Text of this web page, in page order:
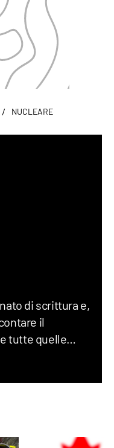
/ NUCLEARE
di scrittura e,
il
tutte quelle
accadono nel
e